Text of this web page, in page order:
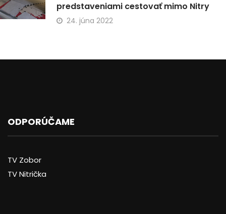
predstaveniami cestovať mimo Nitry
24. júna 2022
ODPORÚČAME
TV Zobor
TV Nitrička